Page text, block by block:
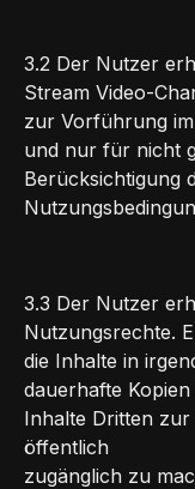
3.2 Der Nutzer
Stream Video-
zur Vorführung
und nur für nicht
Berücksichtigung
3.3 Der Nutzer
Nutzungsrechte.
die Inhalte in
dauerhafte
Inhalte Dritten
öffentlich
zugänglich zu